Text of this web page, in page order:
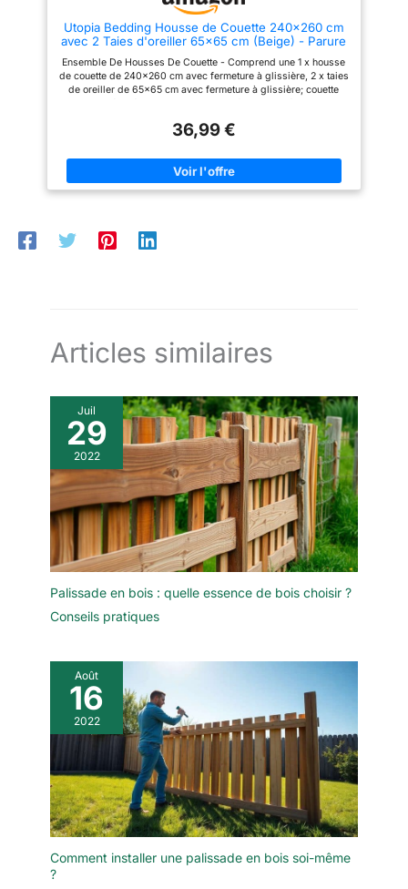
délicat. Sécher au sèche-linge
ou repasser à basse
d'eau de Javel.
Utopia Bedding Housse de Couette 240x260 cm
avec 2 Taies d'oreiller 65x65 cm (Beige) - Parure
Couette en Microfibre brossée Douce
Ensemble De Housses De Couette - Comprend une 1 x housse
de couette de 240x260 cm avec fermeture à glissière, 2 x taies
de oreiller de 65x65 cm avec fermeture à glissière; couette
infroissables et résistants à la décoloration et les protège
résistance à la traction le rend solide, durable et moins
susceptible de se déchirer. Une Fermeture Parfaitement
Cousue - La fermeture est cousue à la perfection pour fixer la
36,99 €
Articles similaires
Juil
29
2022
Palissade en bois : quelle essence de bois choisir ?
Conseils pratiques
Août
16
2022
Comment installer une palissade en bois soi-même
?